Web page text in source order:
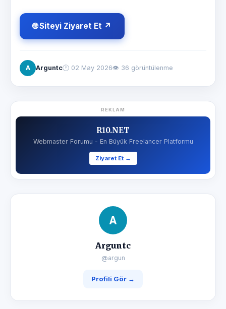
🌐 Siteyi Ziyaret Et ↗
A Arguntc🕐 02 May 2026👁 36 görüntülenme
REKLAM
R10.NET
Webmaster Forumu - En Büyük Freelancer Platformu
Ziyaret Et →
A
Arguntc
@argun
Profili Gör →